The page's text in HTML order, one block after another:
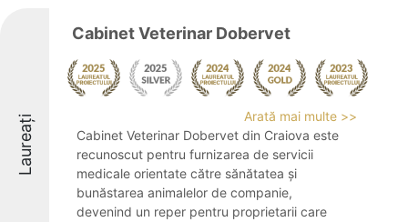
Laureați
Cabinet Veterinar Dobervet
Arată mai multe >>
Cabinet Veterinar Dobervet din Craiova este
recunoscut pentru furnizarea de servicii
medicale orientate către sănătatea și
bunăstarea animalelor de companie,
devenind un reper pentru proprietarii care